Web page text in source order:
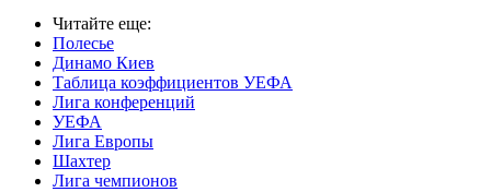
Читайте еще:
Полесье
Динамо Киев
Таблица коэффициентов УЕФА
Лига конференций
УЕФА
Лига Европы
Шахтер
Лига чемпионов